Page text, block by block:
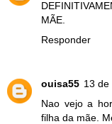
MÃE.
Responder
ouisa55 13 de
Nao vejo a
filha da mãe.